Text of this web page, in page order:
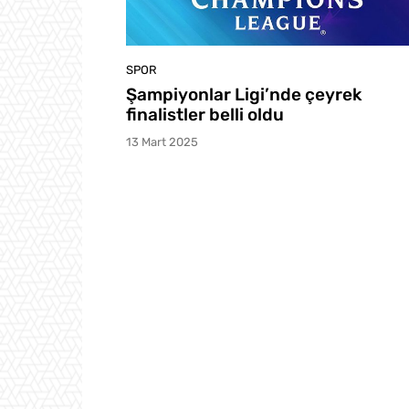
SPOR
Şampiyonlar Ligi’nde çeyrek
finalistler belli oldu
13 Mart 2025